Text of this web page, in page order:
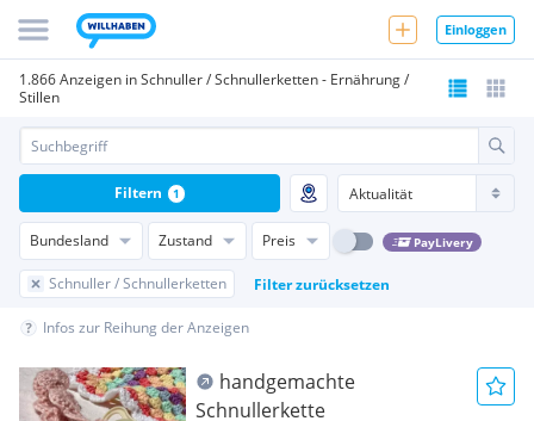
Einloggen
1.866 Anzeigen in Schnuller / Schnullerketten - Ernährung /
Stillen
Bundesland Zustand Preis PayLivery
Schnuller / Schnullerketten Filter zurücksetzen
Filtern 1
Infos zur Reihung der Anzeigen
handgemachte
Schnullerkette